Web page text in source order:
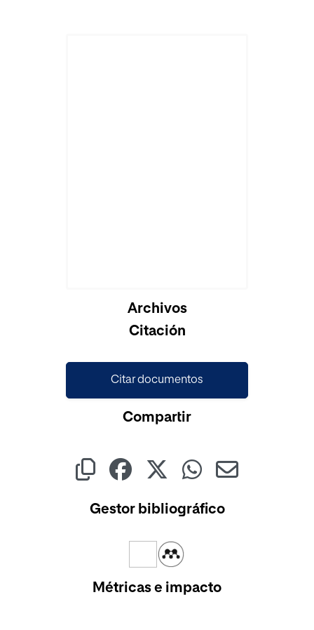
Archivos
Citación
Citar documentos
Compartir
Gestor bibliográfico
Métricas e impacto